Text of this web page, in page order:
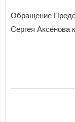
Обращение
Сергея Аксёнова